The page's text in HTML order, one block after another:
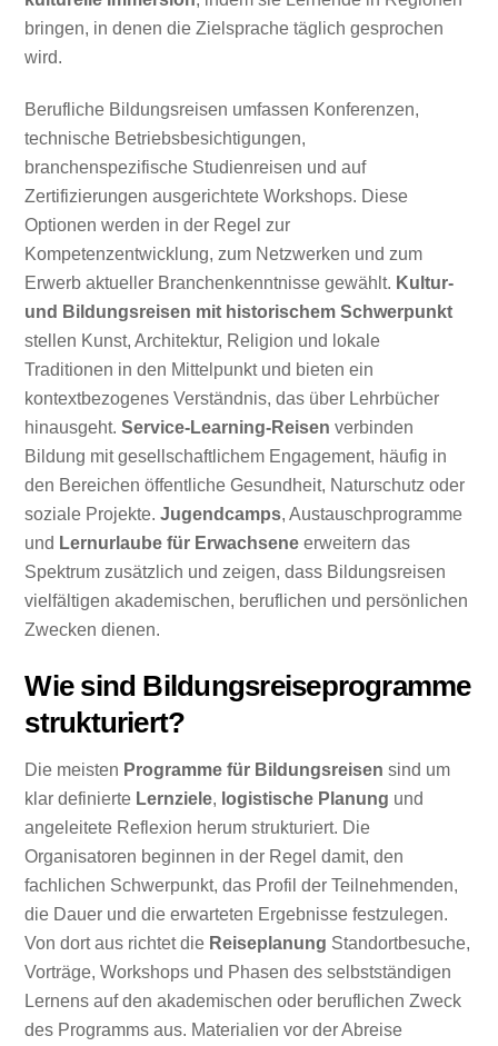
bringen, in denen die Zielsprache täglich gesprochen
wird.
Berufliche Bildungsreisen umfassen Konferenzen,
technische Betriebsbesichtigungen,
branchenspezifische Studienreisen und auf
Zertifizierungen ausgerichtete Workshops. Diese
Optionen werden in der Regel zur
Kompetenzentwicklung, zum Netzwerken und zum
Erwerb aktueller Branchenkenntnisse gewählt. Kultur-
und Bildungsreisen mit historischem Schwerpunkt
stellen Kunst, Architektur, Religion und lokale
Traditionen in den Mittelpunkt und bieten ein
kontextbezogenes Verständnis, das über Lehrbücher
hinausgeht.Service-Learning-Reisen verbinden
Bildung mit gesellschaftlichem Engagement, häufig in
den Bereichen öffentliche Gesundheit, Naturschutz oder
soziale Projekte.Jugendcamps, Austauschprogramme
und Lernurlaube für Erwachsene erweitern das
Spektrum zusätzlich und zeigen, dass Bildungsreisen
vielfältigen akademischen, beruflichen und persönlichen
Zwecken dienen.
Wie sind Bildungsreiseprogramme
strukturiert?
Die meisten Programme für Bildungsreisen sind um
klar definierte Lernziele, logistische Planung und
angeleitete Reflexion herum strukturiert. Die
Organisatoren beginnen in der Regel damit, den
fachlichen Schwerpunkt, das Profil der Teilnehmenden,
die Dauer und die erwarteten Ergebnisse festzulegen.
Von dort aus richtet die Reiseplanung Standortbesuche,
Vorträge, Workshops und Phasen des selbstständigen
Lernens auf den akademischen oder beruflichen Zweck
des Programms aus. Materialien vor der Abreise